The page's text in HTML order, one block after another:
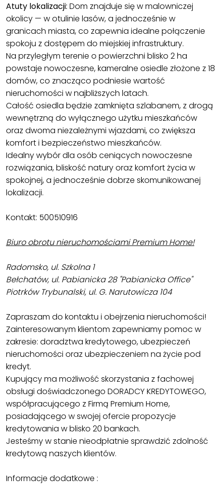
Atuty lokalizacji: Dom znajduje się w malowniczej
okolicy — w otulinie lasów, a jednocześnie w
granicach miasta, co zapewnia idealne połączenie
spokoju z dostępem do miejskiej infrastruktury.
Na przyległym terenie o powierzchni blisko 2 ha
powstaje nowoczesne, kameralne osiedle złożone z 18
domów, co znacząco podniesie wartość
nieruchomości w najbliższych latach.
Całość osiedla będzie zamknięta szlabanem, z drogą
wewnętrzną do wyłącznego użytku mieszkańców
oraz dwoma niezależnymi wjazdami, co zwiększa
komfort i bezpieczeństwo mieszkańców.
Idealny wybór dla osób ceniących nowoczesne
rozwiązania, bliskość natury oraz komfort życia w
spokojnej, a jednocześnie dobrze skomunikowanej
lokalizacji.
Kontakt: 500510916
Biuro obrotu nieruchomościami Premium Home!
Radomsko, ul. Szkolna 1
Bełchatów, ul. Pabianicka 28 "Pabianicka Office"
Piotrków Trybunalski, ul. G. Narutowicza 104
Zapraszam do kontaktu i obejrzenia nieruchomości!
Zainteresowanym klientom zapewniamy pomoc w
zakresie: doradztwa kredytowego, ubezpieczeń
nieruchomości oraz ubezpieczeniem na życie pod
kredyt.
Kupujący ma możliwość skorzystania z fachowej
obsługi doświadczonego DORADCY KREDYTOWEGO,
współpracującego z Firmą Premium Home,
posiadającego w swojej ofercie propozycje
kredytowania w blisko 20 bankach.
Jesteśmy w stanie nieodpłatnie sprawdzić zdolność
kredytową naszych klientów.
Informacje dodatkowe :